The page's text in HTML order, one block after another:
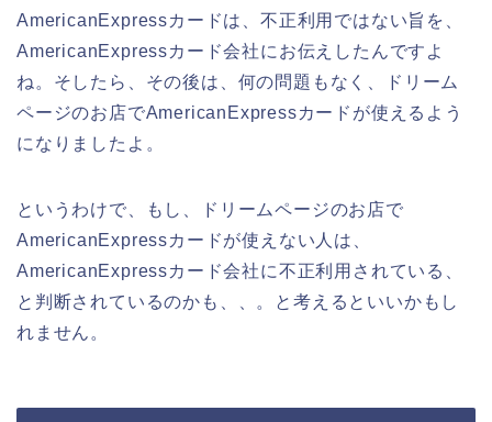
AmericanExpressカードは、不正利用ではない旨を、
AmericanExpressカード会社にお伝えしたんですよ
ね。そしたら、その後は、何の問題もなく、ドリーム
ページのお店でAmericanExpressカードが使えるよう
になりましたよ。
というわけで、もし、ドリームページのお店で
AmericanExpressカードが使えない人は、
AmericanExpressカード会社に不正利用されている、
と判断されているのかも、、。と考えるといいかもし
れません。